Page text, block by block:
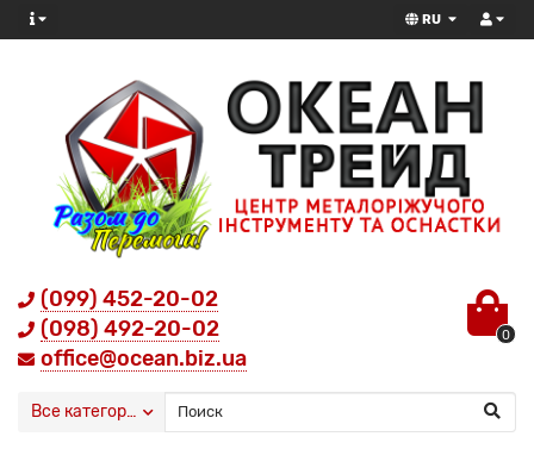
RU
(099) 452-20-02
(098) 492-20-02
office@ocean.biz.ua
0
Все категории